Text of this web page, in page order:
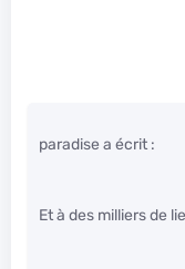
paradise a écrit :
Et à des milliers de